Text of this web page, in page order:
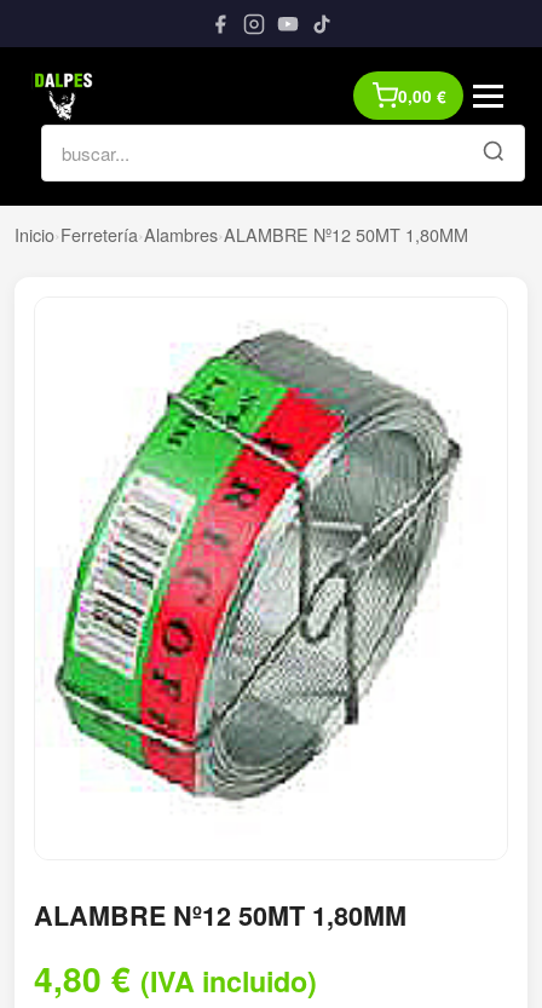
0,00 €
Inicio›Ferretería›Alambres›ALAMBRE Nº12 50MT 1,80MM
ALAMBRE Nº12 50MT 1,80MM
4,80 € (IVA incluido)